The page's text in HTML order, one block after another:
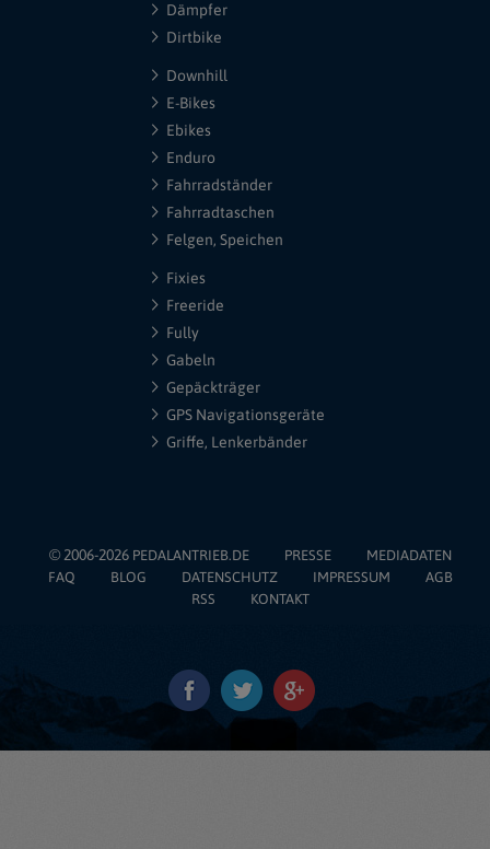
Dämpfer
Dirtbike
Downhill
E-Bikes
Ebikes
Enduro
Fahrradständer
Fahrradtaschen
Felgen, Speichen
Fixies
Freeride
Fully
Gabeln
Gepäckträger
GPS Navigationsgeräte
Griffe, Lenkerbänder
© 2006-2026 PEDALANTRIEB.DE PRESSE
MEDIADATEN
FAQ
BLOG DATENSCHUTZ IMPRESSUM
AGB
RSS
KONTAKT